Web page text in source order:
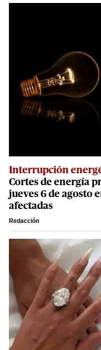
Interrupción
Cortes de energía
jueves 6 de agosto
afectadas
Redacción